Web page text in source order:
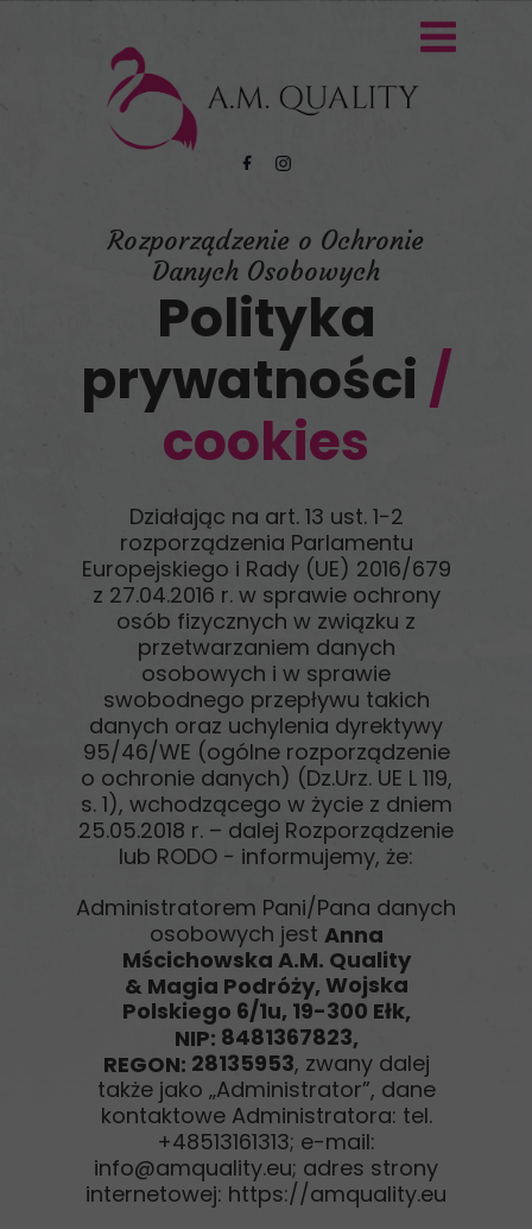
Rozporządzenie o Ochronie
Danych Osobowych
Polityka
prywatności /
cookies
Działając na art. 13 ust. 1−2
rozporządzenia Parlamentu
Europejskiego i Rady (UE) 2016/679
z 27.04.2016 r. w sprawie ochrony
osób fizycznych w związku z
przetwarzaniem danych
osobowych i w sprawie
swobodnego przepływu takich
danych oraz uchylenia dyrektywy
95/46/WE (ogólne rozporządzenie
o ochronie danych) (Dz.Urz. UE L 119,
s. 1), wchodzącego w życie z dniem
25.05.2018 r. – dalej Rozporządzenie
lub RODO − informujemy, że:
Administratorem Pani/Pana danych
osobowych jest Anna
Mścichowska A.M. Quality
& Magia Podróży, Wojska
Polskiego 6/1u, 19-300 Ełk,
NIP: 8481367823,
REGON: 28135953, zwany dalej
także jako „Administrator”, dane
kontaktowe Administratora: tel.
+48513161313; e-mail:
info@amquality.eu; adres strony
internetowej: https://amquality.eu